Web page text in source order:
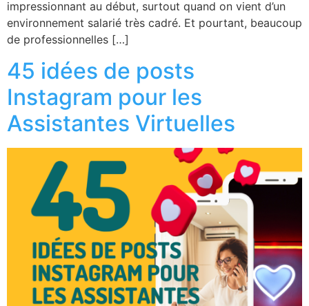
impressionnant au début, surtout quand on vient d’un
environnement salarié très cadré. Et pourtant, beaucoup
de professionnelles […]
45 idées de posts
Instagram pour les
Assistantes Virtuelles